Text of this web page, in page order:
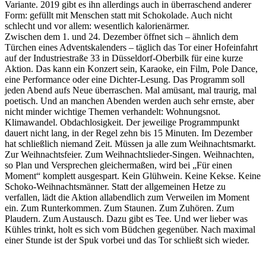
Variante. 2019 gibt es ihn allerdings auch in überraschend anderer
Form: gefüllt mit Menschen statt mit Schokolade. Auch nicht
schlecht und vor allem: wesentlich kalorienärmer.
Zwischen dem 1. und 24. Dezember öffnet sich – ähnlich dem
Türchen eines Adventskalenders – täglich das Tor einer Hofeinfahrt
auf der Industriestraße 33 in Düsseldorf-Oberbilk für eine kurze
Aktion. Das kann ein Konzert sein, Karaoke, ein Film, Pole Dance,
eine Performance oder eine Dichter-Lesung. Das Programm soll
jeden Abend aufs Neue überraschen. Mal amüsant, mal traurig, mal
poetisch. Und an manchen Abenden werden auch sehr ernste, aber
nicht minder wichtige Themen verhandelt: Wohnungsnot.
Klimawandel. Obdachlosigkeit. Der jeweilige Programmpunkt
dauert nicht lang, in der Regel zehn bis 15 Minuten. Im Dezember
hat schließlich niemand Zeit. Müssen ja alle zum Weihnachtsmarkt.
Zur Weihnachtsfeier. Zum Weihnachtslieder-Singen. Weihnachten,
so Plan und Versprechen gleichermaßen, wird bei „Für einen
Moment“ komplett ausgespart. Kein Glühwein. Keine Kekse. Keine
Schoko-Weihnachtsmänner. Statt der allgemeinen Hetze zu
verfallen, lädt die Aktion allabendlich zum Verweilen im Moment
ein. Zum Runterkommen. Zum Staunen. Zum Zuhören. Zum
Plaudern. Zum Austausch. Dazu gibt es Tee. Und wer lieber was
Kühles trinkt, holt es sich vom Büdchen gegenüber. Nach maximal
einer Stunde ist der Spuk vorbei und das Tor schließt sich wieder.